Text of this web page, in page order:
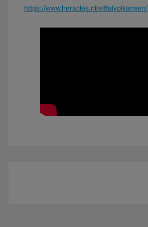
https://www.heracles.nl/elftalvolkansen/